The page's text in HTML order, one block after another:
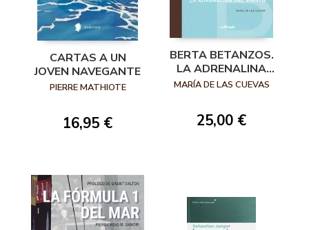
CARTAS A UN
JOVEN NAVEGANTE
PIERRE MATHIOTE
16,95 €
BERTA BETANZOS.
LA ADRENALINA
DEL VIENTO
MARÍA DE LAS CUEVAS
25,00 €